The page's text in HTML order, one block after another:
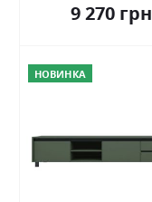
9 270 грн
НОВИНКА